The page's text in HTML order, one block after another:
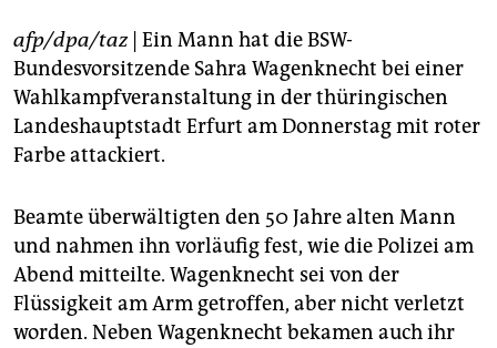
shop
fragen & hilfe
unterstützen
abo
genossenschaft
epaper login
afp/dpa/taz| Ein Mann hat die BSW-
Bundesvorsitzende Sahra Wagenknecht bei einer
Wahlkampfveranstaltung in der thüringischen
Landeshauptstadt Erfurt am Donnerstag mit roter
Farbe attackiert.
Beamte überwältigten den 50 Jahre alten Mann
und nahmen ihn vorläufig fest, wie die Polizei am
Abend mitteilte. Wagenknecht sei von der
Flüssigkeit am Arm getroffen, aber nicht verletzt
worden. Neben Wagenknecht bekamen auch ihr